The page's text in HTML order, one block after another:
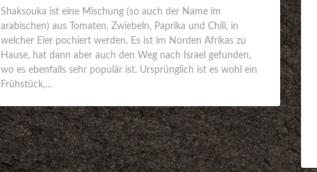
Shaksouka ist eine Mischung (so auch der Name im
arabischen) aus Tomaten, Zwiebeln, Paprika und Chili, in
welcher Eier pochiert werden. Es ist im Norden Afrikas zu
Hause, hat dann aber auch den Weg nach Israel gefunden,
wo es ebenfalls sehr populär ist. Ursprünglich ist es wohl ein
Frühstück,...